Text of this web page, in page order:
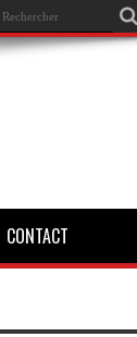
CONTACT